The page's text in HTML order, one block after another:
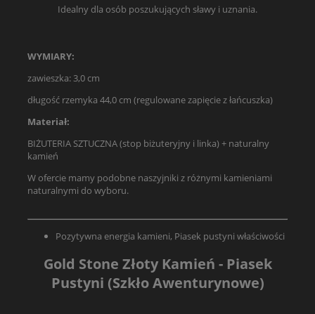
Idealny dla osób poszukujących sławy i uznania.
WYMIARY:
zawieszka: 3,0 cm
długość rzemyka 44,0 cm (regulowane zapięcie z łańcuszka)
Materiał:
BIŻUTERIA SZTUCZNA (stop biżuteryjny i linka) + naturalny
kamień
W ofercie mamy podobne naszyjniki z różnymi kamieniami
naturalnymi do wyboru.
Pozytywna energia kamieni, Piasek pustyni właściwości
Gold Stone Złoty Kamień - Piasek
Pustyni (Szkło Awenturynowe)